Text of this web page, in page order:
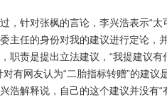
针对张枫的言论，李兴浩表示“太
主任的身份对我的建议进行定论，
职责是提出立法建议，“我提建议
对有网友认为“二胎指标转赠”的建
浩解释说，自己的这个建议并没有“